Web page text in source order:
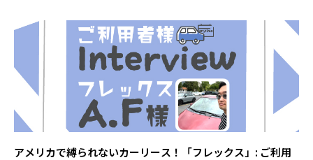
アメリカで縛られないカーリース！「フレックス」: ご利用